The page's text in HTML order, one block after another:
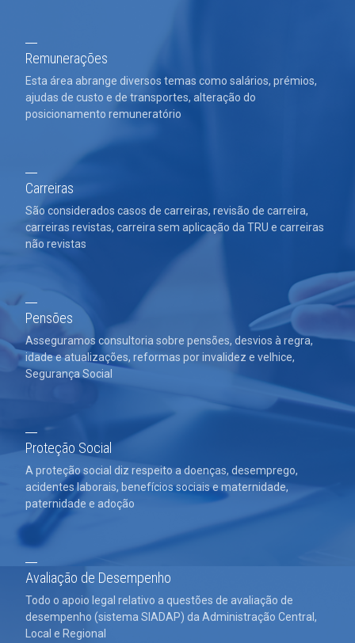
Remunerações
Esta área abrange diversos temas como salários, prémios,
ajudas de custo e de transportes, alteração do
posicionamento remuneratório
Carreiras
São considerados casos de carreiras, revisão de carreira,
carreiras revistas, carreira sem aplicação da TRU e carreiras
não revistas
Pensões
Asseguramos consultoria sobre pensões, desvios à regra,
idade e atualizações, reformas por invalidez e velhice,
Segurança Social
Proteção Social
A proteção social diz respeito a doenças, desemprego,
acidentes laborais, benefícios sociais e maternidade,
paternidade e adoção
Avaliação de Desempenho
Todo o apoio legal relativo a questões de avaliação de
desempenho (sistema SIADAP) da Administração Central,
Local e Regional